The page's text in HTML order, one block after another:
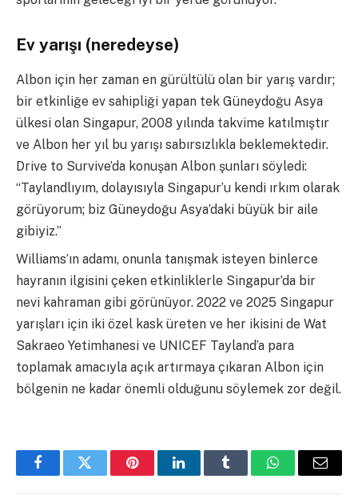
Ev yarışı (neredeyse)
Albon için her zaman en gürültülü olan bir yarış vardır;
bir etkinliğe ev sahipliği yapan tek Güneydoğu Asya
ülkesi olan Singapur, 2008 yılında takvime katılmıştır
ve Albon her yıl bu yarışı sabırsızlıkla beklemektedir.
Drive to Survive’da konuşan Albon şunları söyledi:
“Taylandlıyım, dolayısıyla Singapur’u kendi ırkım olarak
görüyorum; biz Güneydoğu Asya’daki büyük bir aile
gibiyiz.”
Williams’ın adamı, onunla tanışmak isteyen binlerce
hayranın ilgisini çeken etkinliklerle Singapur’da bir
nevi kahraman gibi görünüyor. 2022 ve 2025 Singapur
yarışları için iki özel kask üreten ve her ikisini de Wat
Sakraeo Yetimhanesi ve UNICEF Tayland’a para
toplamak amacıyla açık artırmaya çıkaran Albon için
bölgenin ne kadar önemli olduğunu söylemek zor değil.
FacebookTwitter PinterestLinkedInTumblr WhatsAppEmail